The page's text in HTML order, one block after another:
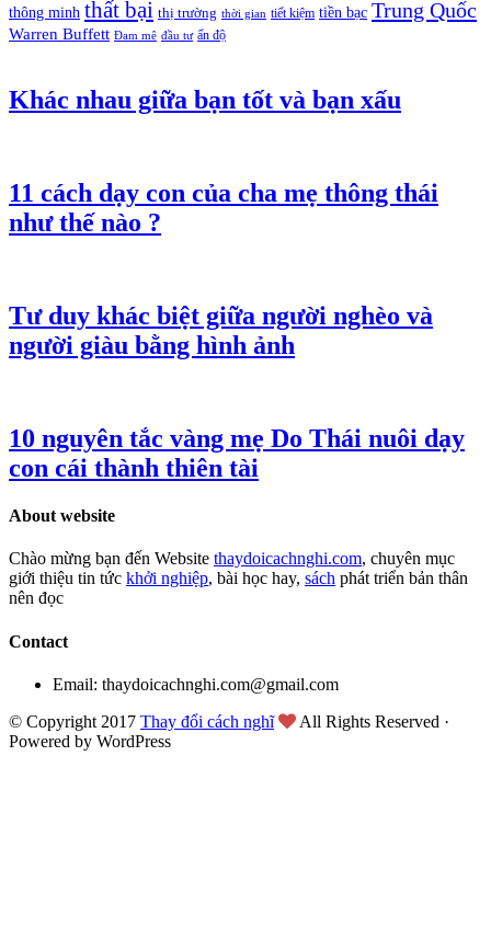
thông minh thất bại thị trường thời gian tiết kiệm tiền bạc Trung Quốc
Warren Buffett Đam mê đầu tư ấn độ
Khác nhau giữa bạn tốt và bạn xấu
11 cách dạy con của cha mẹ thông thái
như thế nào ?
Tư duy khác biệt giữa người nghèo và
người giàu bằng hình ảnh
10 nguyên tắc vàng mẹ Do Thái nuôi dạy
con cái thành thiên tài
About website
Chào mừng bạn đến Website thaydoicachnghi.com, chuyên mục
giới thiệu tin tức khởi nghiệp, bài học hay, sách phát triển bản thân
nên đọc
Contact
Email: thaydoicachnghi.com@gmail.com
© Copyright 2017 Thay đổi cách nghĩ
All Rights Reserved ·
Powered by WordPress